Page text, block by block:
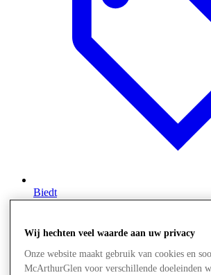
Biedt
Wij hechten veel waarde aan uw privacy
Onze website maakt gebruik van cookies en
McArthurGlen voor verschillende doeleinden